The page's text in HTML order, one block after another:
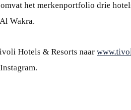
het merkenportfolio drie
Wakra.
Hotels & Resorts naar